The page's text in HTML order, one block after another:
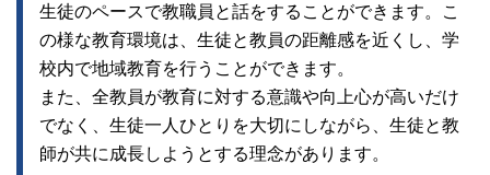
生徒のペースで教職員と話をすることができます。こ
の様な教育環境は、生徒と教員の距離感を近くし、学
校内で地域教育を行うことができます。
また、全教員が教育に対する意識や向上心が高いだけ
でなく、生徒一人ひとりを大切にしながら、生徒と教
師が共に成長しようとする理念があります。